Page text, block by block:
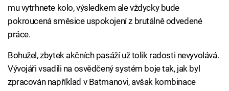
mu vytrhnete kolo, výsledkem ale vždycky bude
pokroucená směsice uspokojení z brutálně odvedené
práce.
Bohužel, zbytek akčních pasáží už tolik radosti nevyvolává.
Vývojáři vsadili na osvědčený systém boje tak, jak byl
zpracován například v Batmanovi, avšak kombinace